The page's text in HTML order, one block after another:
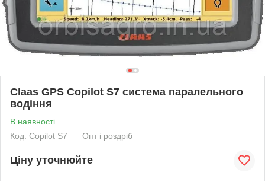
Claas GPS Copilot S7 система паралельного
водіння
В наявності
Код: Copilot S7
Опт і роздріб
Ціну уточнюйте